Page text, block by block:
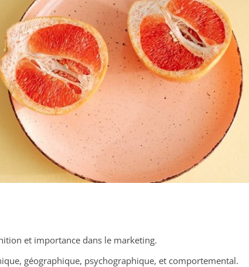
et importance dans le marketing.
géographique, psychographique, et comportemental.